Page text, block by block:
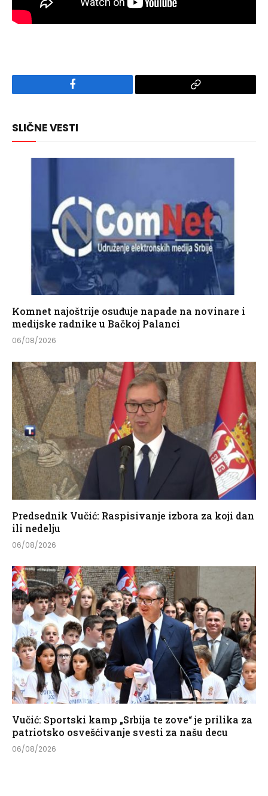
Facebook
Copy
SLIČNE VESTI
Komnet najoštrije osuđuje napade na novinare i
medijske radnike u Bačkoj Palanci
06/08/2026
Predsednik Vučić: Raspisivanje izbora za koji dan
ili nedelju
06/08/2026
Vučić: Sportski kamp „Srbija te zove“ je prilika za
patriotsko osvešćivanje svesti za našu decu
06/08/2026